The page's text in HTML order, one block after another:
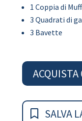
1 Coppia di
3 Quadrati di
3 Bavette
SALVA